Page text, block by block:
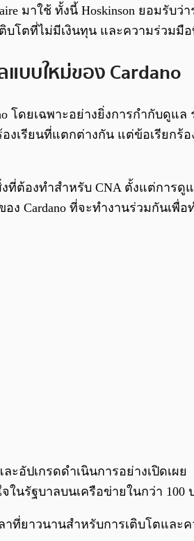
มาใช้ ทั้งนี้ Hoskinson ยอมรับ
บโตที่ไม่มีเงินทุน และความร่วมมื
บบใหม่ของ Cardano
โดยเฉพาะอย่างยิ่งการกำกับดู
รียนที่แตกต่างกัน แต่ข้อเรียกร้
งที่ต้องทำสำหรับ CNA ตั้งแต่การ
Cardano ที่จะทำงานร่วมกันเ
ะอัปเกรดดำเนินการอย่างเปิด
นรัฐบาลบนเครือข่ายในกว่า 100
ที่ยาวนานสำหรับการเติบโตแล